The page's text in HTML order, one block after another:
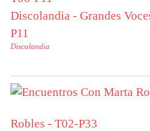
Discolandia - Grandes
P11
Discolandia
Robles - T02-P33